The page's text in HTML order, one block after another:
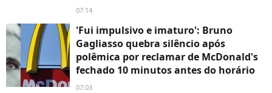
07:14
'Fui impulsivo e imaturo': Bruno
Gagliasso quebra silêncio após
polêmica por reclamar de McDonald's
fechado 10 minutos antes do horário
07:03